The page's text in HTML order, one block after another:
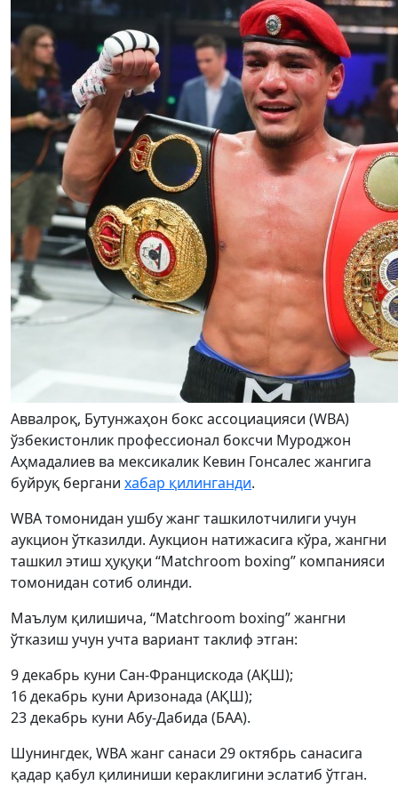
Аввалроқ, Бутунжаҳон бокс ассоциацияси (WBA)
ўзбекистонлик профессионал боксчи Муроджон
Аҳмадалиев ва мексикалик Кевин Гонсалес жангига
буйруқ бергани хабар қилинганди.
WBA томонидан ушбу жанг ташкилотчилиги учун
аукцион ўтказилди. Аукцион натижасига кўра, жангни
ташкил этиш ҳуқуқи “Matchroom boxing” компанияси
томонидан сотиб олинди.
Маълум қилишича, “Matchroom boxing” жангни
ўтказиш учун учта вариант таклиф этган:
9 декабрь куни Сан-Францискода (АҚШ);
16 декабрь куни Аризонада (АҚШ);
23 декабрь куни Абу-Дабида (БАА).
Шунингдек, WBA жанг санаси 29 октябрь санасига
қадар қабул қилиниши кераклигини эслатиб ўтган.